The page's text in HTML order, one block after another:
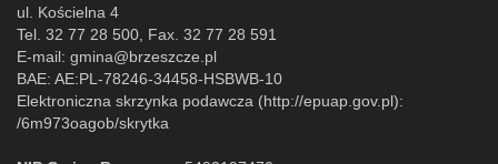
ul. Kościelna 4
Tel. 32 77 28 500, Fax. 32 77 28 591
E-mail: gmina@brzeszcze.pl
BAE: AE:PL-78246-34458-HSBWB-10
Elektroniczna skrzynka podawcza (http://epuap.gov.pl):
/6m973oagob/skrytka